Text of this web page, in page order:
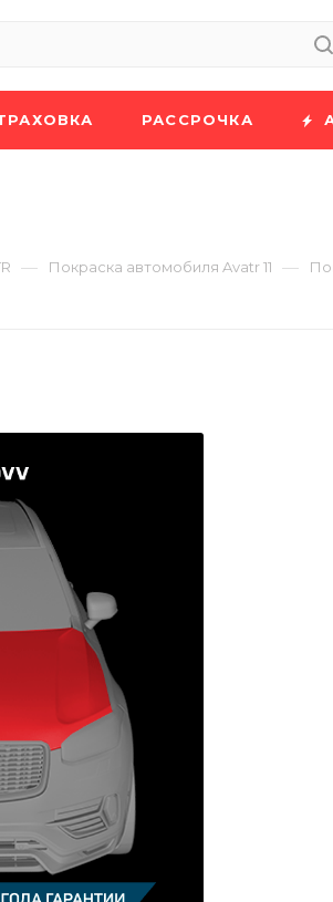
РАССРОЧКА
— Покраска автомобиля Avatr 11 —